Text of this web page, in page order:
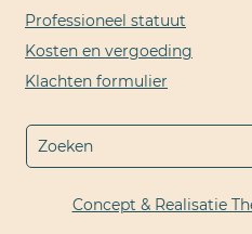
Professioneel statuut
Kosten en vergoeding
Klachten formulier
Concept & Realisatie